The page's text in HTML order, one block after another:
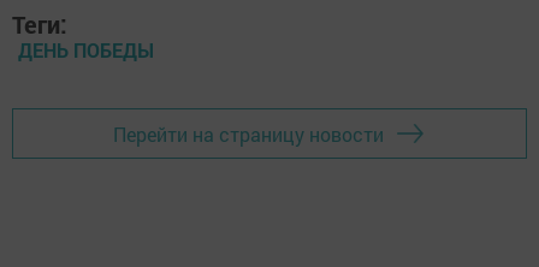
Теги:
ДЕНЬ ПОБЕДЫ
Перейти на страницу новости